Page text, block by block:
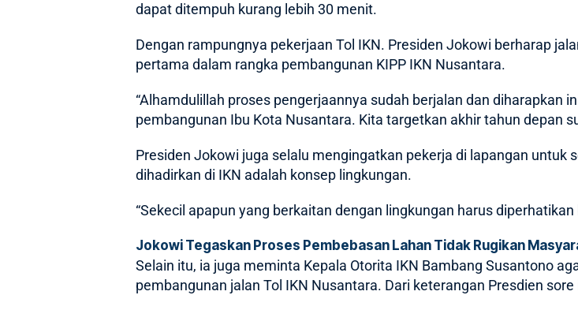
dapat ditempuh kurang lebih 30 menit.
Dengan rampungnya pekerjaan Tol IKN. Presiden Jokowi berharap
pertama dalam rangka pembangunan KIPP IKN Nusantara.
“Alhamdulillah proses pengerjaannya sudah berjalan dan diharapkan
pembangunan Ibu Kota Nusantara. Kita targetkan akhir tahun depan
Presiden Jokowi juga selalu mengingatkan pekerja di lapangan untuk
dihadirkan di IKN adalah konsep lingkungan.
“Sekecil apapun yang berkaitan dengan lingkungan harus diperhatikan
Jokowi Tegaskan Proses Pembebasan Lahan Tidak Rugikan
Selain itu, ia juga meminta Kepala Otorita IKN Bambang Susantono
pembangunan jalan Tol IKN Nusantara. Dari keterangan Presdien